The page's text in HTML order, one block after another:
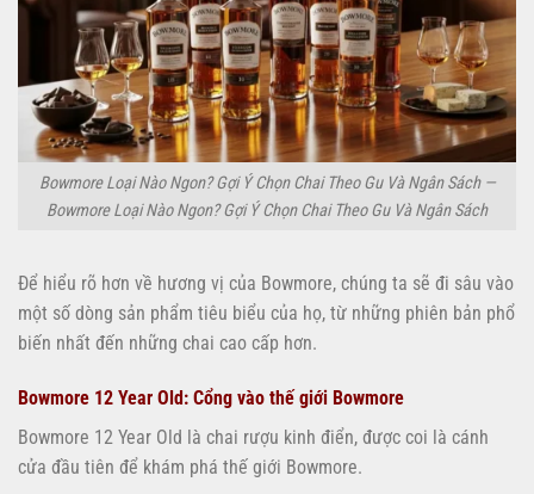
Bowmore Loại Nào Ngon? Gợi Ý Chọn Chai Theo Gu Và Ngân Sách —
Bowmore Loại Nào Ngon? Gợi Ý Chọn Chai Theo Gu Và Ngân Sách
Để hiểu rõ hơn về hương vị của Bowmore, chúng ta sẽ đi sâu vào
một số dòng sản phẩm tiêu biểu của họ, từ những phiên bản phổ
biến nhất đến những chai cao cấp hơn.
Bowmore 12 Year Old: Cổng vào thế giới Bowmore
Bowmore 12 Year Old là chai rượu kinh điển, được coi là cánh
cửa đầu tiên để khám phá thế giới Bowmore.